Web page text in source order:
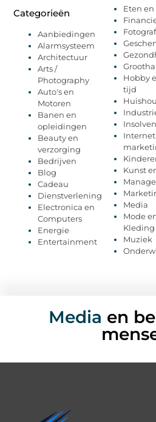
Categorieën
Aanbiedingen
Alarmsysteem
Architectuur
Arts /
Photography
Auto's en
Motoren
Banen en
opleidingen
Beauty en
verzorging
Bedrijven
Blog
Cadeau
Dienstverlening
Electronica en
Computers
Energie
Entertainment
Eten
Hobby
tijd
Internet
Kunst
Media
Mode
Kleding
Muziek
Media en